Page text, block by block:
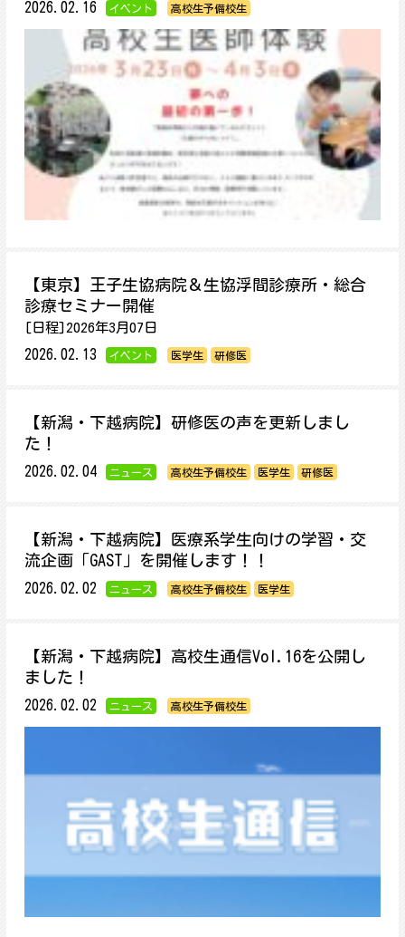
2026.02.16 イベント 高校生予備校生
【東京】王子生協病院＆生協浮間診療所・総合
診療セミナー開催
[日程]2026年3月07日
2026.02.13
イベント 医学生 研修医
【新潟・下越病院】研修医の声を更新しまし
た！
2026.02.04 ニュース 高校生予備校生 医学生 研修医
【新潟・下越病院】医療系学生向けの学習・交
流企画「GAST」を開催します！！
2026.02.02 ニュース 高校生予備校生 医学生
【新潟・下越病院】高校生通信Vol.16を公開し
ました！
2026.02.02 ニュース 高校生予備校生